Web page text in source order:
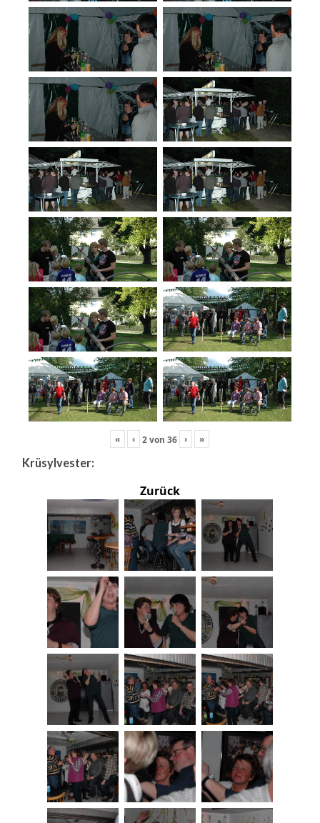
« ‹ 2von36 › »
Krüsylvester:
Zurück